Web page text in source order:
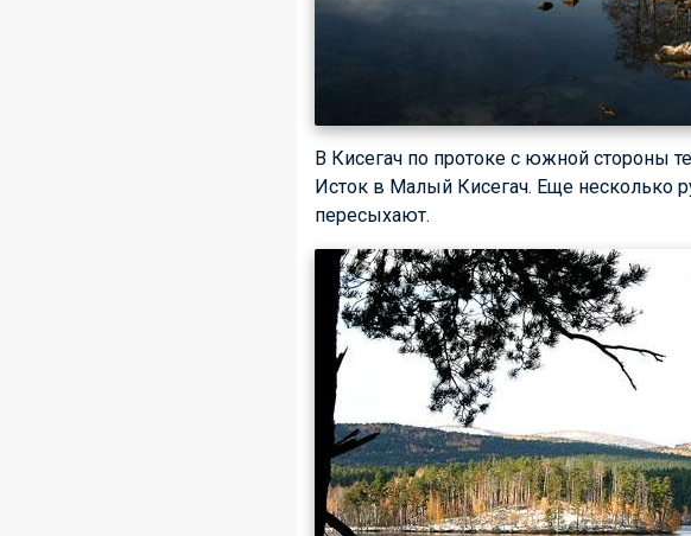
В Кисегач по протоке с южной стороны
Исток в Малый Кисегач. Еще несколько
пересыхают.